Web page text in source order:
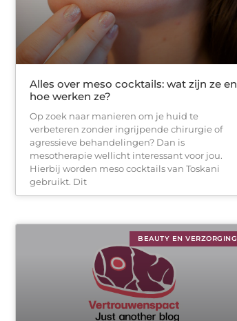
Alles over meso cocktails: wat zijn ze en
hoe werken ze?
Op zoek naar manieren om je huid te
verbeteren zonder ingrijpende chirurgie of
agressieve behandelingen? Dan is
mesotherapie wellicht interessant voor jou.
Hierbij worden meso cocktails van Toskani
gebruikt. Dit
BEAUTY EN VERZORGING